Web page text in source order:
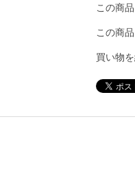
この商
この商
買い物